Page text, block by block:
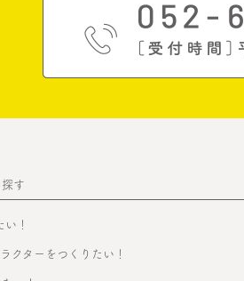
す
！
クターをつくりたい！